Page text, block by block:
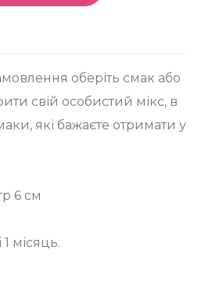
оберіть смак або
свій особистий мікс, в
які бажаєте отримати у
6 см
місяць.